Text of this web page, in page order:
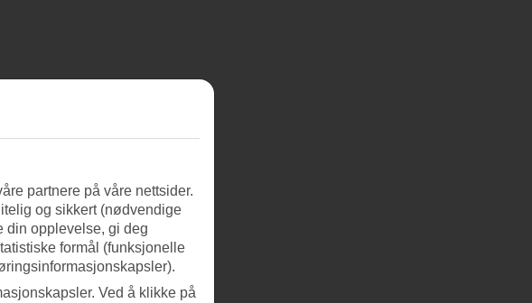
partnere på våre nettsider.
og sikkert (nødvendige
din opplevelse, gi deg
formål (funksjonelle
Ved å klikke på